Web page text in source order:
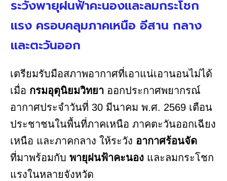
ระวังพายุฝนฟ้าคะนองและลมกระโชก
แรง ครอบคลุมภาคเหนือ อีสาน กลาง
และตะวันออก
เตรียมรับมือสภาพอากาศที่เอาแน่เอานอนไม่ได้
เมื่อ กรมอุตุนิยมวิทยา ออกประกาศพยากรณ์
อากาศประจำวันที่ 30 มีนาคม พ.ศ. 2569 เตือน
ประชาชนในพื้นที่ภาคเหนือ ภาคตะวันออกเฉียง
เหนือ และภาคกลาง ให้ระวัง อากาศร้อนจัด
ที่มาพร้อมกับ พายุฝนฟ้าคะนอง และลมกระโชก
แรงในหลายจังหวัด